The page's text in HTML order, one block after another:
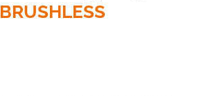
BRUSHLESS